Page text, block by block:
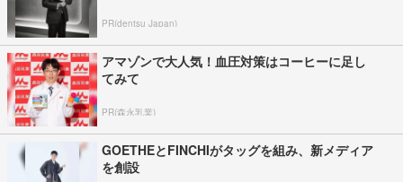
PR(dentsu Japan)
アマゾンで大人気！血圧対策はコーヒーに足し
てみて
PR(森永乳業)
GOETHEとFINCHIがタッグを組み、新メディア
を創設